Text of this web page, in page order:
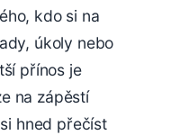
kdo si na
úkoly nebo
přínos je
na zápěstí
hned přečíst